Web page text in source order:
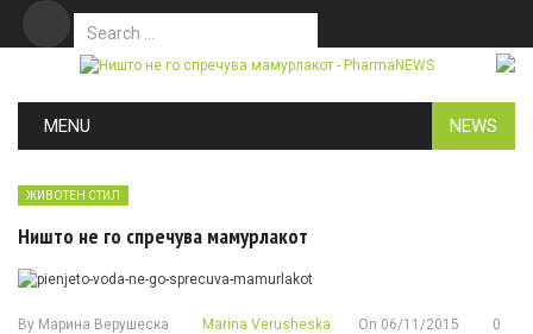
Search for:
MENU NEWS
ЖИВОТЕН СТИЛ
Ништо не го спречува мамурлакот
By Марина Верушеска Marina Verusheska On 06/11/2015 0